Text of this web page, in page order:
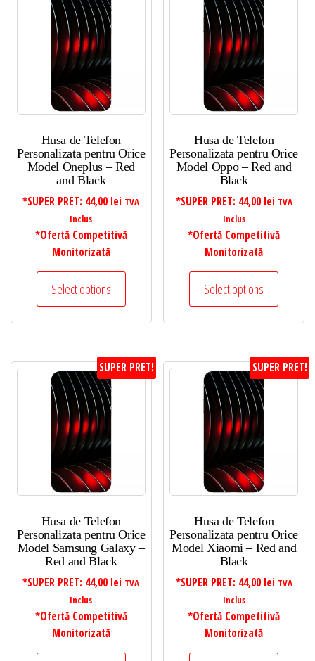
Husa de Telefon
Personalizata pentru Orice
Model Oneplus – Red
and Black
*SUPER PRET: 44,00 lei TVA
Inclus
*Ofertă Competitivă
Monitorizată
Select options
Husa de Telefon
Personalizata pentru Orice
Model Oppo – Red and
Black
*SUPER PRET: 44,00 lei TVA
Inclus
*Ofertă Competitivă
Monitorizată
Select options
SUPER PRET!
Husa de Telefon
Personalizata pentru Orice
Model Samsung Galaxy –
Red and Black
*SUPER PRET: 44,00 lei TVA
Inclus
*Ofertă Competitivă
Monitorizată
SUPER PRET!
Husa de Telefon
Personalizata pentru Orice
Model Xiaomi – Red and
Black
*SUPER PRET: 44,00 lei TVA
Inclus
*Ofertă Competitivă
Monitorizată